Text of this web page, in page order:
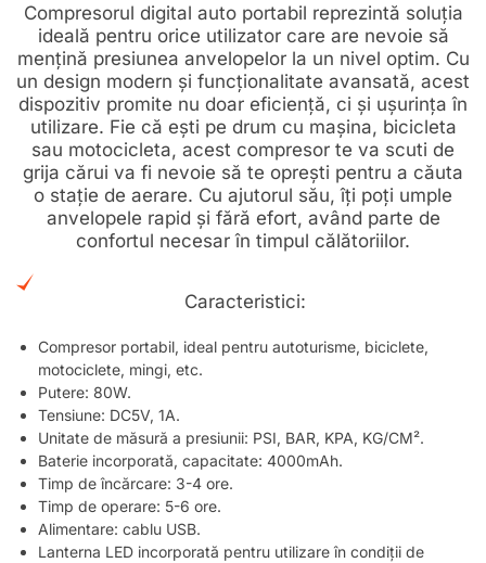
Compresorul digital auto portabil reprezintă soluția
ideală pentru orice utilizator care are nevoie să
mențină presiunea anvelopelor la un nivel optim. Cu
un design modern și funcționalitate avansată, acest
dispozitiv promite nu doar eficiență, ci și ușurința în
utilizare. Fie că ești pe drum cu mașina, bicicleta
sau motocicleta, acest compresor te va scuti de
grija cărui va fi nevoie să te oprești pentru a căuta
o stație de aerare. Cu ajutorul său, îți poți umple
anvelopele rapid și fără efort, având parte de
confortul necesar în timpul călătoriilor.
Caracteristici:
Compresor portabil, ideal pentru autoturisme, biciclete,
motociclete, mingi, etc.
Putere: 80W.
Tensiune: DC5V, 1A.
Unitate de măsură a presiunii: PSI, BAR, KPA, KG/CM².
Baterie incorporată, capacitate: 4000mAh.
Timp de încărcare: 3-4 ore.
Timp de operare: 5-6 ore.
Alimentare: cablu USB.
Lanterna LED incorporată pentru utilizare în condiții de